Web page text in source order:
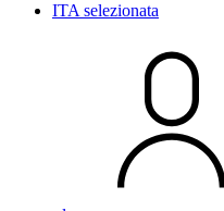
ITA selezionata